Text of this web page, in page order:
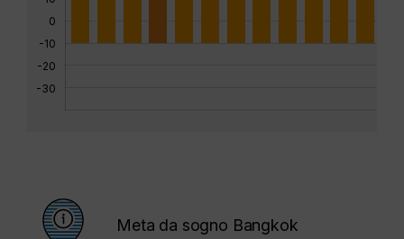
0
-10
-20
-30
Meta da sogno Bangkok